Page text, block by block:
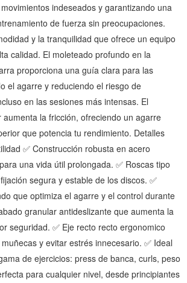
indeseados y garantizando una
de fuerza sin preocupaciones.
y la tranquilidad que ofrece un equipo
calidad. El moleteado profundo en la
proporciona una guía clara para las
el agarre y reduciendo el riesgo de
en las sesiones más intensas. El
la fricción, ofreciendo un agarre
que potencia tu rendimiento. Detalles
✅ Construcción robusta en acero
una vida útil prolongada. ✅ Roscas tipo
segura y estable de los discos. ✅
que optimiza el agarre y el control durante
granular antideslizante que aumenta la
seguridad. ✅ Eje recto recto ergonomico
y evitar estrés innecesario. ✅ Ideal
de ejercicios: press de banca, curls, peso
para cualquier nivel, desde principiantes